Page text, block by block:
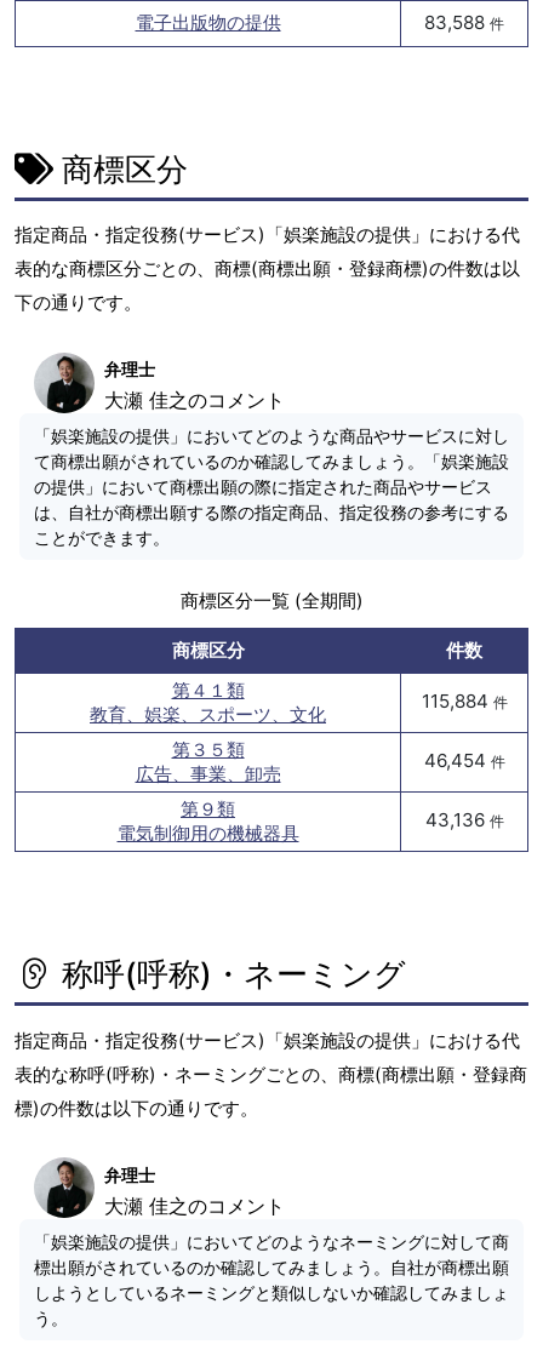
電子出版物の提供 83,588 件
商標区分
指定商品・指定役務(サービス)「娯楽施設の提供」における代
表的な商標区分ごとの、商標(商標出願・登録商標)の件数は以
下の通りです。
弁理士
大瀬 佳之のコメント
「娯楽施設の提供」においてどのような商品やサービスに対し
て商標出願がされているのか確認してみましょう。「娯楽施設
の提供」において商標出願の際に指定された商品やサービス
は、自社が商標出願する際の指定商品、指定役務の参考にする
ことができます。
商標区分一覧 (全期間)
商標区分
件数
第４１類
教育、娯楽、スポーツ、文化
115,884 件
第３５類
広告、事業、卸売
46,454 件
第９類
電気制御用の機械器具
43,136 件
称呼(呼称)・ネーミング
指定商品・指定役務(サービス)「娯楽施設の提供」における代
表的な称呼(呼称)・ネーミングごとの、商標(商標出願・登録商
標)の件数は以下の通りです。
弁理士
大瀬 佳之のコメント
「娯楽施設の提供」においてどのようなネーミングに対して商
標出願がされているのか確認してみましょう。自社が商標出願
しようとしているネーミングと類似しないか確認してみましょ
う。